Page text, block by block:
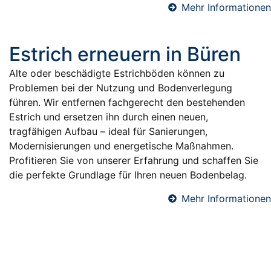
Mehr Informationen
Estrich erneuern in Büren
Alte oder beschädigte Estrichböden können zu
Problemen bei der Nutzung und Bodenverlegung
führen. Wir entfernen fachgerecht den bestehenden
Estrich und ersetzen ihn durch einen neuen,
tragfähigen Aufbau – ideal für Sanierungen,
Modernisierungen und energetische Maßnahmen.
Profitieren Sie von unserer Erfahrung und schaffen Sie
die perfekte Grundlage für Ihren neuen Bodenbelag.
Mehr Informationen